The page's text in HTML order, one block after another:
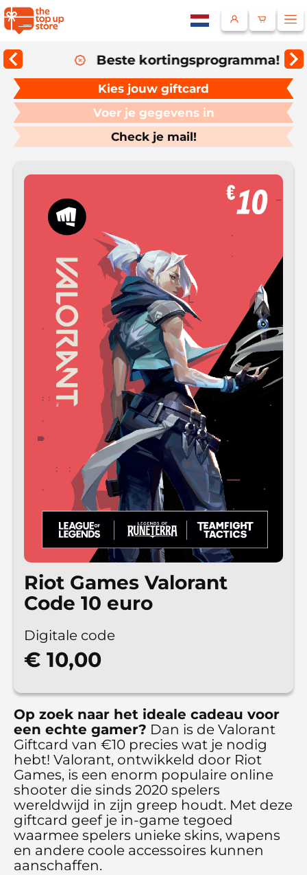
Selecteer een taal
Beste kortingsprogramma!
Kies jouw giftcard
Voer je gegevens in
Check je mail!
Riot Games Valorant
Code 10 euro
Digitale code
€ 10,00
Op zoek naar het ideale cadeau voor
een echte gamer? Dan is de Valorant
Giftcard van €10 precies wat je nodig
hebt! Valorant, ontwikkeld door Riot
Games, is een enorm populaire online
shooter die sinds 2020 spelers
wereldwijd in zijn greep houdt. Met deze
giftcard geef je in-game tegoed
waarmee spelers unieke skins, wapens
en andere coole accessoires kunnen
aanschaffen.